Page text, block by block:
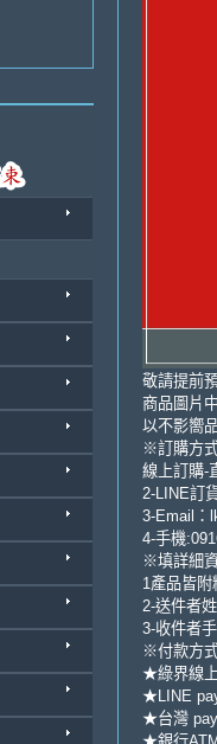
敬請提前
商品圖片
以不影嚮
※訂購方
線上訂購-
2-LINE訂
3-Email：
4-手機
※填詳細
1產品皆
2-送件者
3-收件者
※付款方
★綠界線
★LINE
★台灣 pay